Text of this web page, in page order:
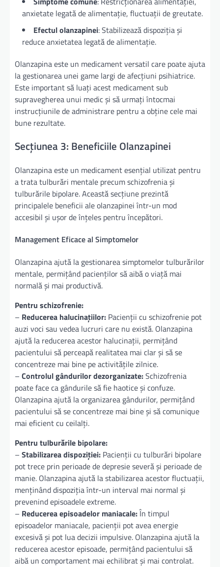
anxietate legată de alimentație, fluctuații de greutate.
Efectul olanzapinei: Stabilizează dispoziția și
reduce anxietatea legată de alimentație.
Olanzapina este un medicament versatil care poate ajuta
la gestionarea unei game largi de afecțiuni psihiatrice.
Este important să luați acest medicament sub
supravegherea unui medic și să urmați întocmai
instrucțiunile de administrare pentru a obține cele mai
bune rezultate.
Secțiunea 3: Beneficiile Olanzapinei
Olanzapina este un medicament esențial utilizat pentru
a trata tulburări mentale precum schizofrenia și
tulburările bipolare. Această secțiune prezintă
principalele beneficii ale olanzapinei într-un mod
accesibil și ușor de înțeles pentru începători.
Management Eficace al Simptomelor
Olanzapina ajută la gestionarea simptomelor tulburărilor
mentale, permițând pacienților să aibă o viață mai
normală și mai productivă.
Pentru schizofrenie:
– Reducerea halucinațiilor: Pacienții cu schizofrenie pot
auzi voci sau vedea lucruri care nu există. Olanzapina
ajută la reducerea acestor halucinații, permițând
pacientului să perceapă realitatea mai clar și să se
concentreze mai bine pe activitățile zilnice.
– Controlul gândurilor dezorganizate:Schizofrenia
poate face ca gândurile să fie haotice și confuze.
Olanzapina ajută la organizarea gândurilor, permițând
pacientului să se concentreze mai bine și să comunique
mai eficient cu ceilalți.
Pentru tulburările bipolare:
– Stabilizarea dispoziției: Pacienții cu tulburări bipolare
pot trece prin perioade de depresie severă și perioade de
manie. Olanzapina ajută la stabilizarea acestor fluctuații,
menținând dispoziția într-un interval mai normal și
prevenind episoadele extreme.
– Reducerea episoadelor maniacale:În timpul
episoadelor maniacale, pacienții pot avea energie
excesivă și pot lua decizii impulsive. Olanzapina ajută la
reducerea acestor episoade, permițând pacientului să
aibă un comportament mai echilibrat și mai controlat.